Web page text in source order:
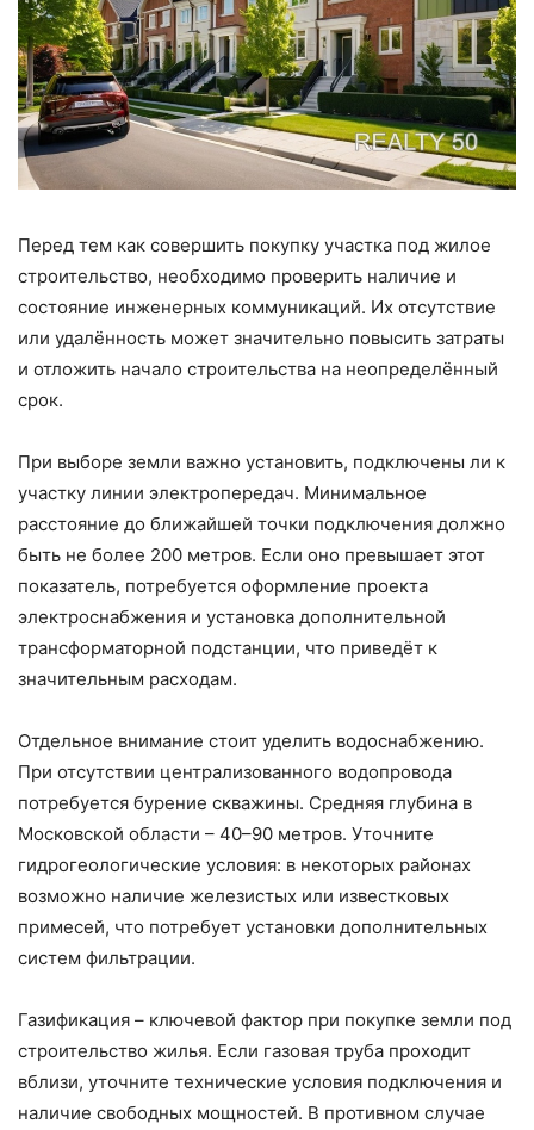
Перед тем как совершить покупку участка под жилое
строительство, необходимо проверить наличие и
состояние инженерных коммуникаций. Их отсутствие
или удалённость может значительно повысить затраты
и отложить начало строительства на неопределённый
срок.
При выборе земли важно установить, подключены ли к
участку линии электропередач. Минимальное
расстояние до ближайшей точки подключения должно
быть не более 200 метров. Если оно превышает этот
показатель, потребуется оформление проекта
электроснабжения и установка дополнительной
трансформаторной подстанции, что приведёт к
значительным расходам.
Отдельное внимание стоит уделить водоснабжению.
При отсутствии централизованного водопровода
потребуется бурение скважины. Средняя глубина в
Московской области – 40–90 метров. Уточните
гидрогеологические условия: в некоторых районах
возможно наличие железистых или известковых
примесей, что потребует установки дополнительных
систем фильтрации.
Газификация – ключевой фактор при покупке земли под
строительство жилья. Если газовая труба проходит
вблизи, уточните технические условия подключения и
наличие свободных мощностей. В противном случае